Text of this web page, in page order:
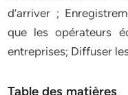
d’arriver ;
que les opérateurs
entreprises; Diffuser
Table des matières